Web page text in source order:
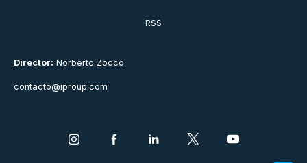
Director: Norberto Zocco
contacto@iproup.com
RSS